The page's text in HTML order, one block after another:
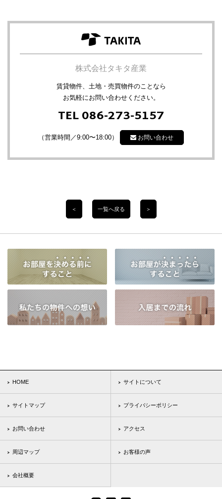
株式会社タキタ産業
賃貸物件、土地・売買物件のことなら
お気軽にお問い合わせください。
TEL 086-273-5157
（営業時間／9:00〜18:00） お問い合わせ
＜ 一覧へ戻る ＞
HOME サイトについて
サイトマップ プライバシーポリシー
お問い合わせ アクセス
周辺マップ お客様の声
会社概要